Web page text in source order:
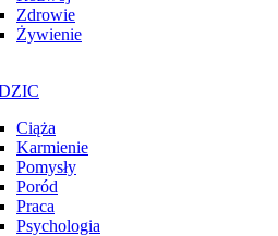
Zdrowie
Żywienie
Ciąża
Karmienie
Pomysły
Poród
Praca
Psychologia